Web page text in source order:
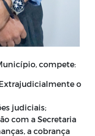
compete:
o
judiciais;
com a Secretaria
a cobrança